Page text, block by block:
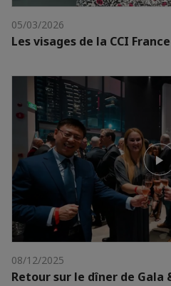
05/03/2026
Les visages de la CCI
08/12/2025
Retour sur le dîner de Gala